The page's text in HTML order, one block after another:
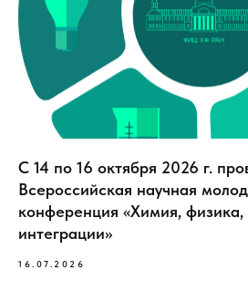
С 14 по 16 октября 2026 г.
Всероссийская научная
конференция «Химия, физика,
интеграции»
16.07.2026